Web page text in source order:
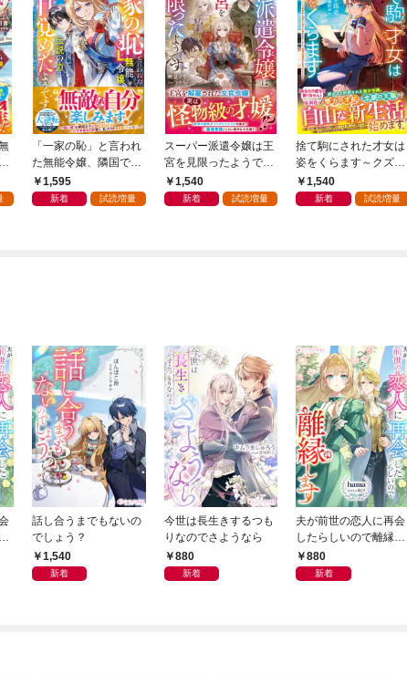
「一家の恥」と言われ
た無能令嬢、隣国で伝
説の力に目覚めたよう
です～嫁がされた先で
1,595
新着 試読増量
スーパー派遣令嬢は王
宮を見限ったようです
～私を不当解雇した元
上司へ。我が家の正
1,540
新着 試読増量
捨て駒にされた才女は
姿をくらます～クズ婚
家から逃げた先で才能
を活かしたら、最高の
1,540
新着 試読増量
話し合うまでもないの
でしょう？
1,540
新着
今世は長生きするつも
りなのでさようなら
880
新着
夫が前世の恋人に再会
したらしいので離縁し
ます880
新着